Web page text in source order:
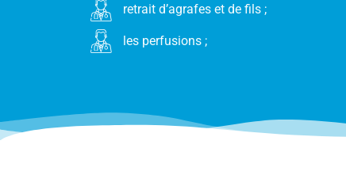
retrait d’agrafes et de fils ;
les perfusions ;